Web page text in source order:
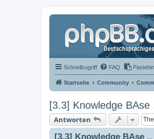
Schnellzugriff FAQ Pastebin
Startseite Community
[3.3] Knowledge
Antworten
[3.3] Knowledge BAse